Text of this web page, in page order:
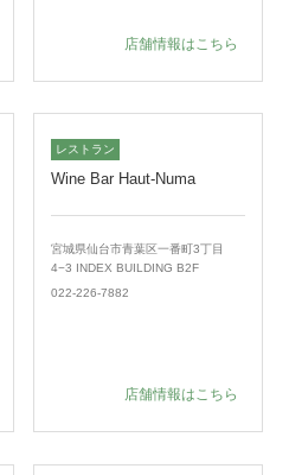
店舗情報はこちら
レストラン
Wine Bar Haut-Numa
宮城県仙台市青葉区一番町3丁目
4−3 INDEX BUILDING B2F
022-226-7882
店舗情報はこちら